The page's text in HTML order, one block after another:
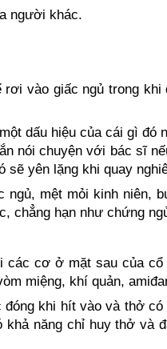
người khác.
vào giấc ngủ trong
dấu hiệu của cái gì
nói chuyện với bác sĩ
sẽ yên lặng khi quay
mệt mỏi kinh niên,
chẳng hạn như chứng
cơ ở mặt sau của
miệng, khí quản,
khi hít vào và thở
khả năng chỉ huy thở